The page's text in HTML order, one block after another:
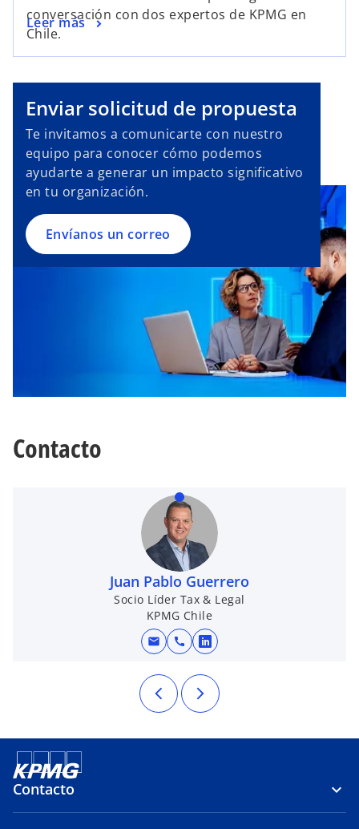
conversación con dos expertos de KPMG en
Chile.
Leer más
Enviar solicitud de propuesta
Te invitamos a comunicarte con nuestro
equipo para conocer cómo podemos
ayudarte a generar un impacto significativo
en tu organización.
Envíanos un correo
Contacto
Juan Pablo Guerrero
Socio Líder Tax & Legal
KPMG Chile
mail call se abre en una pestaña
Contacto